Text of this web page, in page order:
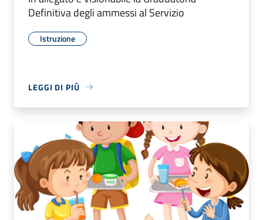
Definitiva degli ammessi al Servizio
Istruzione
LEGGI DI PIÙ